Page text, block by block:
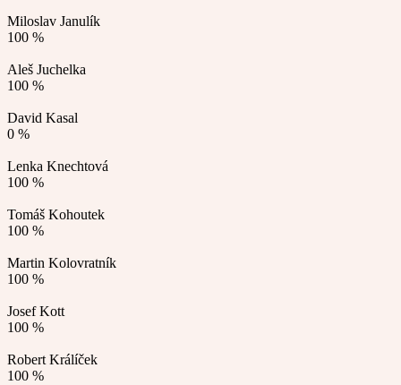
Miloslav Janulík
100 %
Aleš Juchelka
100 %
David Kasal
0 %
Lenka Knechtová
100 %
Tomáš Kohoutek
100 %
Martin Kolovratník
100 %
Josef Kott
100 %
Robert Králíček
100 %